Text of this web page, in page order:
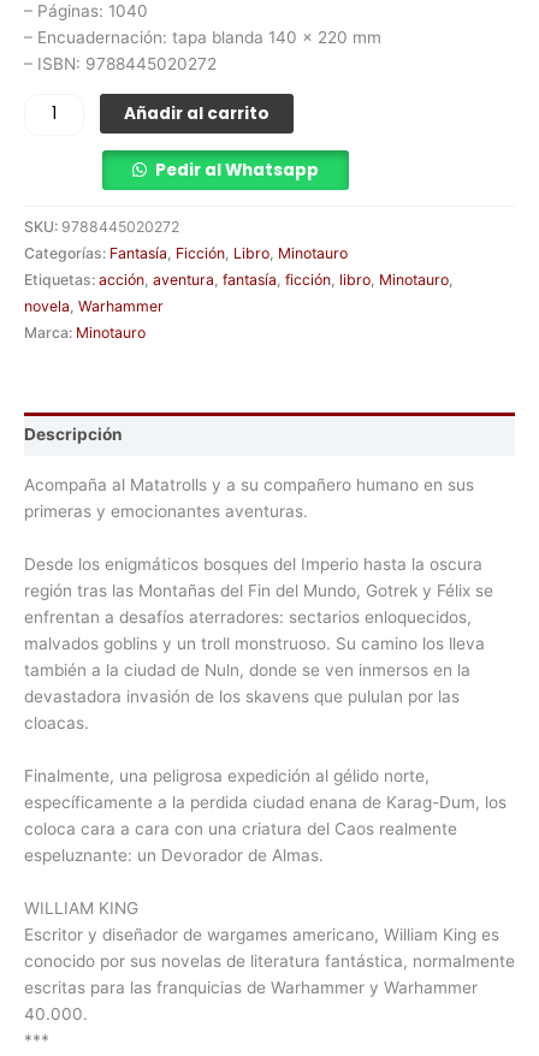
– Páginas: 1040
– Encuadernación: tapa blanda 140 x 220 mm
– ISBN: 9788445020272
Añadir al carrito
Pedir al Whatsapp
SKU: 9788445020272
Categorías: Fantasía, Ficción, Libro, Minotauro
Etiquetas: acción, aventura, fantasía, ficción, libro, Minotauro,
novela, Warhammer
Marca: Minotauro
Descripción
Acompaña al Matatrolls y a su compañero humano en sus
primeras y emocionantes aventuras.
Desde los enigmáticos bosques del Imperio hasta la oscura
región tras las Montañas del Fin del Mundo, Gotrek y Félix se
enfrentan a desafíos aterradores: sectarios enloquecidos,
malvados goblins y un troll monstruoso. Su camino los lleva
también a la ciudad de Nuln, donde se ven inmersos en la
devastadora invasión de los skavens que pululan por las
cloacas.
Finalmente, una peligrosa expedición al gélido norte,
específicamente a la perdida ciudad enana de Karag-Dum, los
coloca cara a cara con una criatura del Caos realmente
espeluznante: un Devorador de Almas.
WILLIAM KING
Escritor y diseñador de wargames americano, William King es
conocido por sus novelas de literatura fantástica, normalmente
escritas para las franquicias de Warhammer y Warhammer
40.000.
***